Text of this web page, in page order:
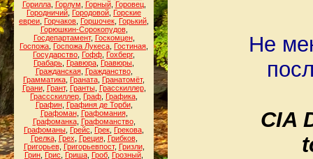
Горилла, Горлум Горный, Горовец,
Городничий Городовой Горские
евреи Горчаков Горшочек Горький
Горюшкин-Сорокопудов,
Госдепартамент, Госкомцен,
Госпожа Госпожа Лукеса Гостиная
Государство Гофф Гохберг,
Грабарь Гравюра Гравюры
Гражданская, Гражданство,
Грамматика Граната Гранатомёт,
Грани, Грант, Гранты, Грасскиллер,
Грассскиллер Граф Графика
Графин, Графиня де Торби,
Графоман, Графомания,
Графоманка, Графоманство,
Графоманы Грейс Грек Грекова
Грелка, Грех Греция, Грибков,
Григорьев, Григорьевпост, Гризли,
Грин Грис Гриша Гроб Грозный
Не
CIA